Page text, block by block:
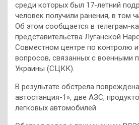
среди которых был 17-летний
человек получили ранения, в том
Об этом сообщается в телеграм-
представительства Луганской
Совместном центре по контролю
вопросов, связанных с военными
Украины (СЦКК).
В результате обстрела
автостанция-1», две АЗС,
легковых автомобилей.